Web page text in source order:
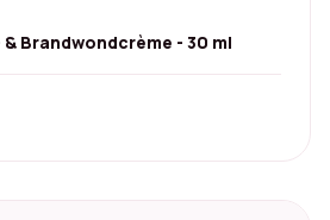
Brandwondcrème - 30 ml